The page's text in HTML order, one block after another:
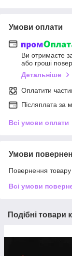
Умови оплати
Ви отримаєте
або гроші
Детальніше
Оплатити
Післяплата за
Всі умови оплати
Умови
Повернення
Всі умови
Подібні товари